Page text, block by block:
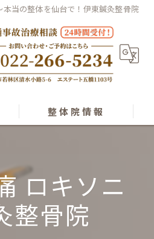
本当の整体を仙台で！伊東鍼灸整骨院
整体院情報
ロキソニ
整骨院